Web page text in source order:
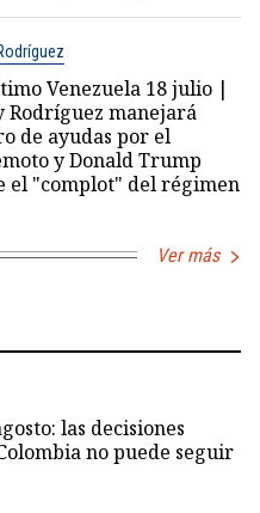
Venezuela 18 julio |
Rodríguez manejará
de ayudas por el
y Donald Trump
el "complot" del régimen
Ver más
las decisiones
no puede seguir